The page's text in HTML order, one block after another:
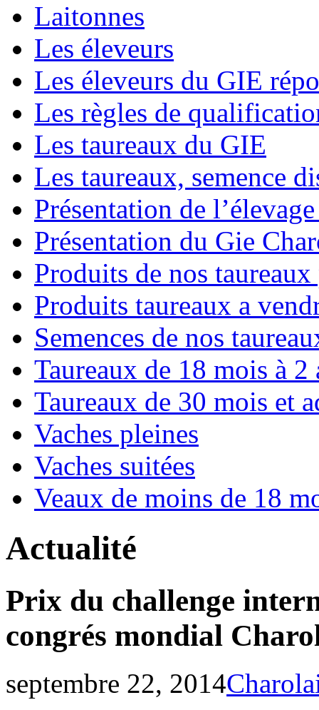
Laitonnes
Les éleveurs
Les éleveurs du GIE
Les règles de
Les taureaux du GIE
Les taureaux, semence
Présentation de
Présentation du Gie
Produits de nos
Produits taureaux a
Semences de nos
Taureaux de 18 mois à 2
Taureaux de 30 mois et
Vaches pleines
Vaches suitées
Veaux de moins de 18
Actualité
Prix du challenge
congrés mondial
septembre 22, 2014